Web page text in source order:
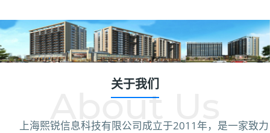
关于我们
About Us
上海熙锐信息科技有限公司成立于2011年，是一家致力